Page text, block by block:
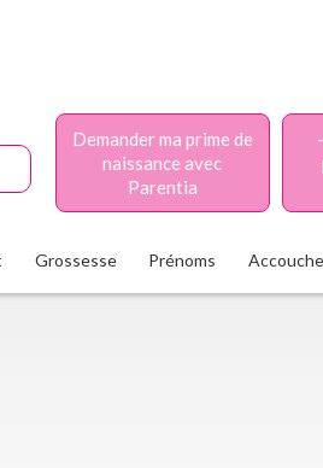
Demander ma prime de
naissance avec
Parentia
Grossesse Prénoms